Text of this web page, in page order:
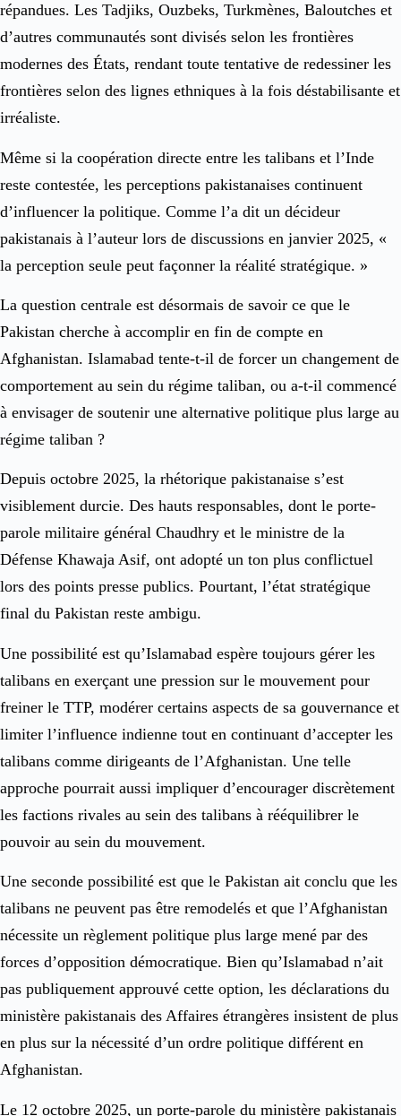
répandues. Les Tadjiks, Ouzbeks, Turkmènes, Baloutches et
d’autres communautés sont divisés selon les frontières
modernes des États, rendant toute tentative de redessiner les
frontières selon des lignes ethniques à la fois déstabilisante et
irréaliste.
Même si la coopération directe entre les talibans et l’Inde
reste contestée, les perceptions pakistanaises continuent
d’influencer la politique. Comme l’a dit un décideur
pakistanais à l’auteur lors de discussions en janvier 2025, «
la perception seule peut façonner la réalité stratégique. »
La question centrale est désormais de savoir ce que le
Pakistan cherche à accomplir en fin de compte en
Afghanistan. Islamabad tente-t-il de forcer un changement de
comportement au sein du régime taliban, ou a-t-il commencé
à envisager de soutenir une alternative politique plus large au
régime taliban ?
Depuis octobre 2025, la rhétorique pakistanaise s’est
visiblement durcie. Des hauts responsables, dont le porte-
parole militaire général Chaudhry et le ministre de la
Défense Khawaja Asif, ont adopté un ton plus conflictuel
lors des points presse publics. Pourtant, l’état stratégique
final du Pakistan reste ambigu.
Une possibilité est qu’Islamabad espère toujours gérer les
talibans en exerçant une pression sur le mouvement pour
freiner le TTP, modérer certains aspects de sa gouvernance et
limiter l’influence indienne tout en continuant d’accepter les
talibans comme dirigeants de l’Afghanistan. Une telle
approche pourrait aussi impliquer d’encourager discrètement
les factions rivales au sein des talibans à rééquilibrer le
pouvoir au sein du mouvement.
Une seconde possibilité est que le Pakistan ait conclu que les
talibans ne peuvent pas être remodelés et que l’Afghanistan
nécessite un règlement politique plus large mené par des
forces d’opposition démocratique. Bien qu’Islamabad n’ait
pas publiquement approuvé cette option, les déclarations du
ministère pakistanais des Affaires étrangères insistent de plus
en plus sur la nécessité d’un ordre politique différent en
Afghanistan.
Le 12 octobre 2025, un porte-parole du ministère pakistanais